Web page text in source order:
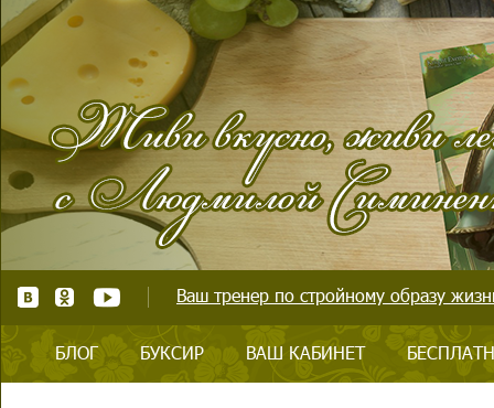
Ваш тренер по стройному образу
БЛОГ БУКСИР ВАШ КАБИНЕТ